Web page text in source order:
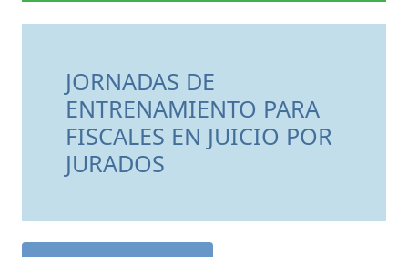
JORNADAS DE
ENTRENAMIENTO PARA
FISCALES EN JUICIO POR
JURADOS